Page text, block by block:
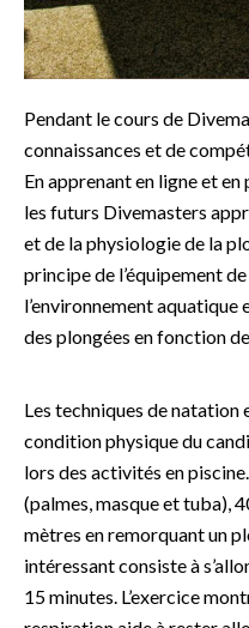
Pendant le cours de
connaissances et de
En apprenant en ligne et
les futurs Divemasters
et de la physiologie de la
principe de l’équipement
l’environnement
des plongées en fonction
Les techniques de natation
condition physique du
lors des activités en
(palmes, masque et tuba),
mètres en remorquant un
intéressant consiste à
15 minutes. L’exercice